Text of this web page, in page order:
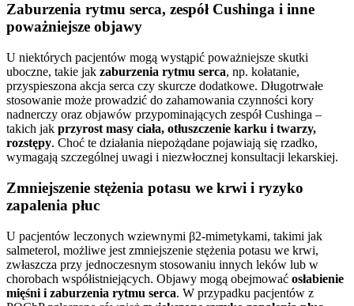
Zaburzenia rytmu serca, zespół Cushinga i inne
poważniejsze objawy
U niektórych pacjentów mogą wystąpić poważniejsze skutki
uboczne, takie jak zaburzenia rytmu serca, np. kołatanie,
przyspieszona akcja serca czy skurcze dodatkowe. Długotrwałe
stosowanie może prowadzić do zahamowania czynności kory
nadnerczy oraz objawów przypominających zespół Cushinga –
takich jak przyrost masy ciała, otłuszczenie karku i twarzy,
rozstępy. Choć te działania niepożądane pojawiają się rzadko,
wymagają szczególnej uwagi i niezwłocznej konsultacji lekarskiej.
Zmniejszenie stężenia potasu we krwi i ryzyko
zapalenia płuc
U pacjentów leczonych wziewnymi β2-mimetykami, takimi jak
salmeterol, możliwe jest zmniejszenie stężenia potasu we krwi,
zwłaszcza przy jednoczesnym stosowaniu innych leków lub w
chorobach współistniejących. Objawy mogą obejmować osłabienie
mięśni i zaburzenia rytmu serca. W przypadku pacjentów z